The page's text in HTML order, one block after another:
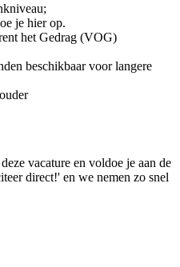
je hier op.
het Gedrag (VOG)
beschikbaar voor langere
vacature en voldoe je aan de
direct!' en we nemen zo snel